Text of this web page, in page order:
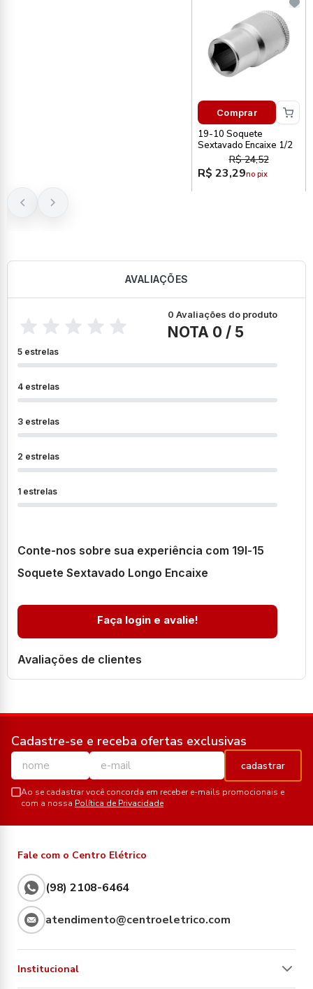
Comprar
19-10 Soquete
Sextavado Encaixe 1/2
R$ 24,52
R$ 23,29no pix
AVALIAÇÕES
0 Avaliações do produto
NOTA 0 / 5
5 estrelas
4 estrelas
3 estrelas
2 estrelas
1 estrelas
Conte-nos sobre sua experiência com 19l-15
Soquete Sextavado Longo Encaixe
Faça login e avalie!
Avaliações de clientes
Cadastre-se e receba ofertas exclusivas
cadastrar
Ao se cadastrar você concorda em receber e-mails promocionais e
com a nossa Política de Privacidade
Fale com o Centro Elétrico
(98) 2108-6464
atendimento@centroeletrico.com
Institucional